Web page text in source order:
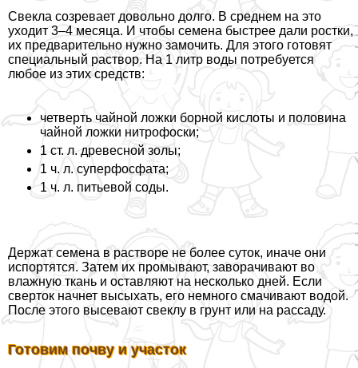
Свекла созревает довольно долго. В среднем на это
уходит 3–4 месяца. И чтобы семена быстрее дали ростки,
их предварительно нужно замочить. Для этого готовят
специальный раствор. На 1 литр воды потребуется
любое из этих средств:
четверть чайной ложки борной кислоты и половина
чайной ложки нитрофоски;
1 ст. л. древесной золы;
1 ч. л. суперфосфата;
1 ч. л. питьевой соды.
Держат семена в растворе не более суток, иначе они
испортятся. Затем их промывают, заворачивают во
влажную ткань и оставляют на несколько дней. Если
сверток начнет высыхать, его немного смачивают водой.
После этого высевают свеклу в грунт или на рассаду.
Готовим почву и участок